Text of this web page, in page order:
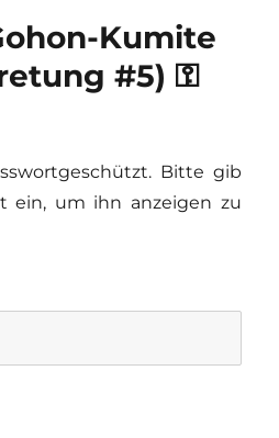
Kumite
#5) ⚿
Bitte gib
ein, um ihn anzeigen zu